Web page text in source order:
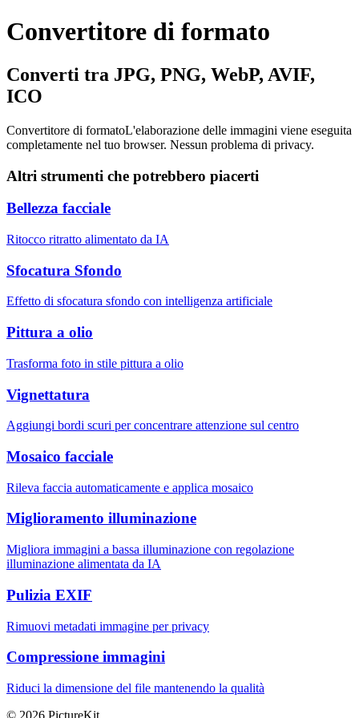
Convertitore di formato
Converti tra JPG, PNG, WebP, AVIF,
ICO
Convertitore di formatoL'elaborazione delle immagini viene eseguita
completamente nel tuo browser. Nessun problema di privacy.
Altri strumenti che potrebbero piacerti
Bellezza facciale
Ritocco ritratto alimentato da IA
Sfocatura Sfondo
Effetto di sfocatura sfondo con intelligenza artificiale
Pittura a olio
Trasforma foto in stile pittura a olio
Vignettatura
Aggiungi bordi scuri per concentrare attenzione sul centro
Mosaico facciale
Rileva faccia automaticamente e applica mosaico
Miglioramento illuminazione
Migliora immagini a bassa illuminazione con regolazione
illuminazione alimentata da IA
Pulizia EXIF
Rimuovi metadati immagine per privacy
Compressione immagini
Riduci la dimensione del file mantenendo la qualità
© 2026 PictureKit